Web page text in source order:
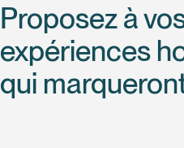
Proposez à
expériences
qui